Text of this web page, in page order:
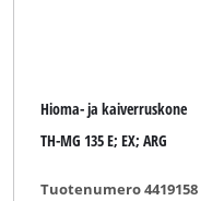
Hioma- ja kaiverruskone
TH-MG 135 E; EX; ARG
Tuotenumero 4419158